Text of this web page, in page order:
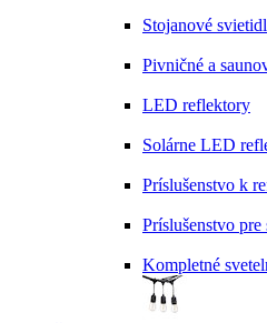
Stojanové
Pivničné a
LED reflektory
Solárne LED
Príslušenstvo k
Príslušenstvo pre
Kompletné